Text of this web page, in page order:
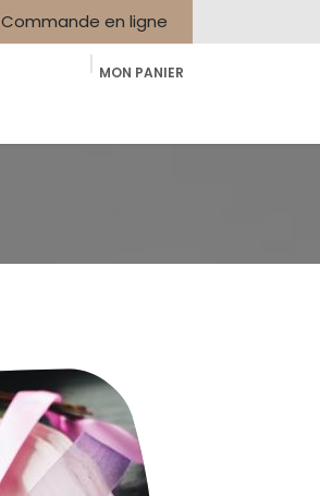
Commande en ligne
MON PANIER